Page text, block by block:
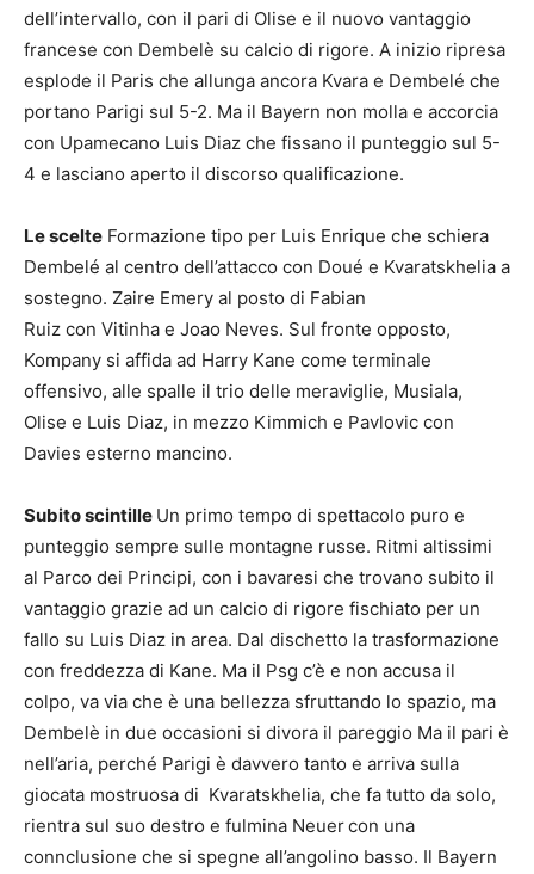
dell’intervallo, con il pari di Olise e il nuovo vantaggio
francese con Dembelè su calcio di rigore. A inizio ripresa
esplode il Paris che allunga ancora Kvara e Dembelé che
portano Parigi sul 5-2. Ma il Bayern non molla e accorcia
con Upamecano Luis Diaz che fissano il punteggio sul 5-
4 e lasciano aperto il discorso qualificazione.
Le scelte Formazione tipo per Luis Enrique che schiera
Dembelé al centro dell’attacco con Doué e Kvaratskhelia a
sostegno. Zaire Emery al posto di Fabian
Ruiz con Vitinha e Joao Neves. Sul fronte opposto,
Kompany si affida ad Harry Kane come terminale
offensivo, alle spalle il trio delle meraviglie, Musiala,
Olise e Luis Diaz, in mezzo Kimmich e Pavlovic con
Davies esterno mancino.
Subito scintille Un primo tempo di spettacolo puro e
punteggio sempre sulle montagne russe. Ritmi altissimi
al Parco dei Principi, con i bavaresi che trovano subito il
vantaggio grazie ad un calcio di rigore fischiato per un
fallo su Luis Diaz in area. Dal dischetto la trasformazione
con freddezza di Kane. Ma il Psg c’è e non accusa il
colpo, va via che è una bellezza sfruttando lo spazio, ma
Dembelè in due occasioni si divora il pareggio Ma il pari è
nell’aria, perché Parigi è davvero tanto e arriva sulla
giocata mostruosa di Kvaratskhelia, che fa tutto da solo,
rientra sul suo destro e fulmina Neuercon una
connclusione che si spegne all’angolino basso. Il Bayern